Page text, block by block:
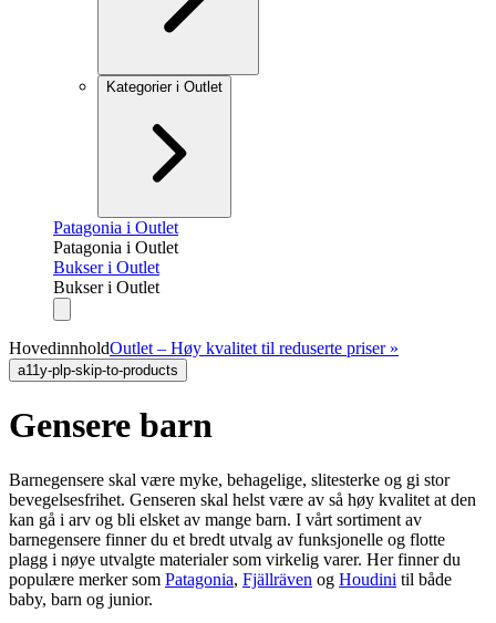
Kategorier i Outlet
Patagonia i Outlet
Patagonia i Outlet
Bukser i Outlet
Bukser i Outlet
HovedinnholdOutlet – Høy kvalitet til reduserte priser »
a11y-plp-skip-to-products
Gensere barn
Barnegensere skal være myke, behagelige, slitesterke og gi stor
bevegelsesfrihet. Genseren skal helst være av så høy kvalitet at den
kan gå i arv og bli elsket av mange barn. I vårt sortiment av
barnegensere finner du et bredt utvalg av funksjonelle og flotte
plagg i nøye utvalgte materialer som virkelig varer. Her finner du
populære merker som Patagonia, Fjällräven og Houdini til både
baby, barn og junior.